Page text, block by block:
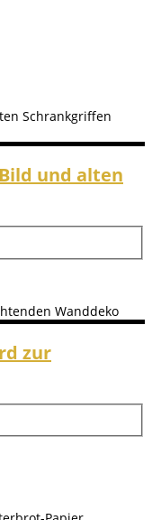
und alten
zur